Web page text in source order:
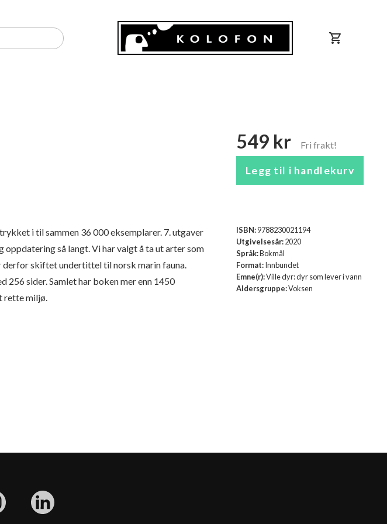
shopping_cart
549 kr
Legg til i handlekurv
i til sammen 36 000 eksemplarer. 7. utgaver
så langt. Vi har valgt å ta ut arter som
derfor skiftet undertittel til norsk marin fauna.
256 sider. Samlet har boken mer enn 1450
rette miljø.
ISBN:9788230021194
Utgivelsesår:2020
Språk:Bokmål
Format:Innbundet
Emne(r):Ville dyr: dyr som lever i vann
Aldersgruppe:Voksen